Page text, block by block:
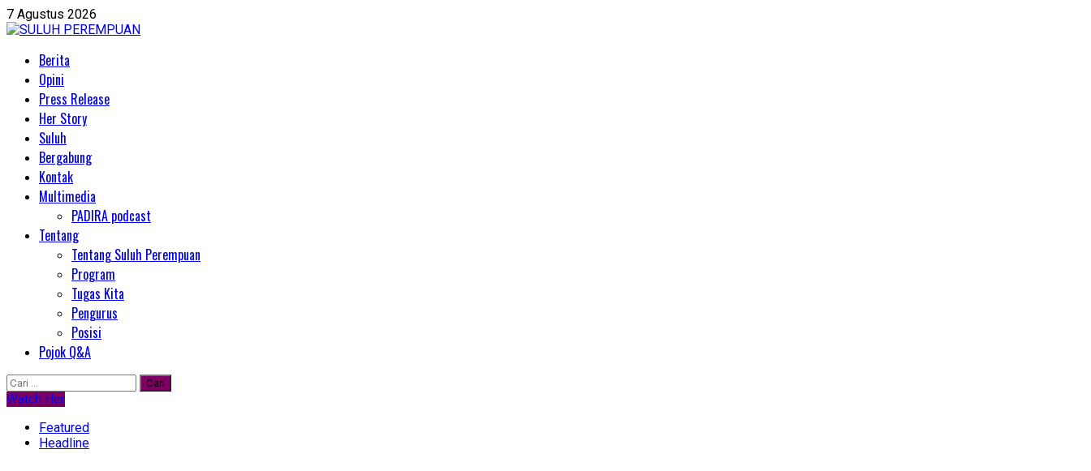
Skip
to
7 Agustus 2026
PrimaryBerita
Opini
Press Release
Her Story
Suluh
Bergabung
Kontak
Multimedia
PADIRA podcast
Tentang
Tentang Suluh Perempuan
Program
Tugas Kita
Pengurus
Posisi
Pojok Q&A
Cari
untuk:
Watch Her
Featured
Headline